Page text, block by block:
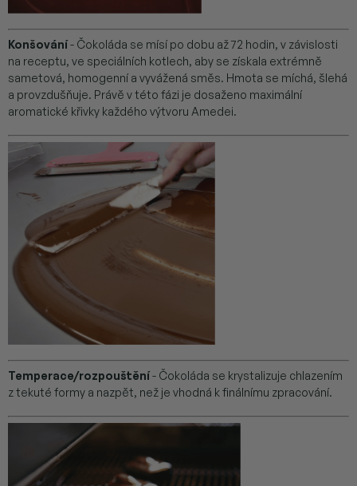
Konšování- Čokoláda se mísí po dobu až 72 hodin, v závislosti
na receptu, ve speciálních kotlech, aby se získala extrémně
sametová, homogenní a vyvážená směs. Hmota se míchá, šlehá
a provzdušňuje. Právě v této fázi je dosaženo maximální
aromatické křivky každého výtvoru Amedei.
Temperace/rozpouštění- Čokoláda se krystalizuje chlazením
z tekuté formy a nazpět, než je vhodná k finálnímu zpracování.